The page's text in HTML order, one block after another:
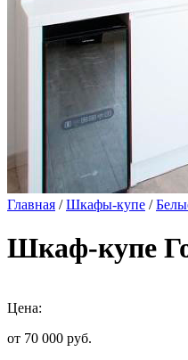
Главная /Шкафы-купе /
Шкаф-купе
Цена:
от 70 000 руб.